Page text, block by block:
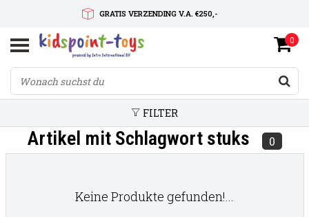
GRATIS VERZENDING V.A. €250,-
SNELLE LEVERTIJD
SERVICE OP MAAT
0
FILTER
Artikel mit Schlagwort stuks 0
Keine Produkte gefunden!...